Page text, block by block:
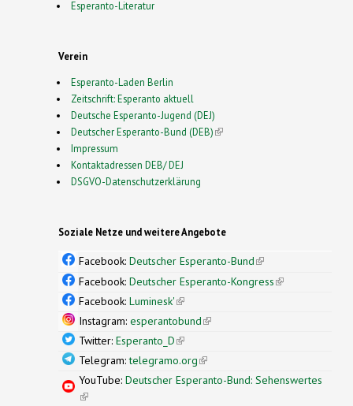
Esperanto-Literatur
Verein
Esperanto-Laden Berlin
Zeitschrift: Esperanto aktuell
Deutsche Esperanto-Jugend (DEJ)
Deutscher Esperanto-Bund (DEB)(link is external)
Impressum
Kontaktadressen DEB/ DEJ
DSGVO-Datenschutzerklärung
Soziale Netze und weitere Angebote
Facebook: Deutscher Esperanto-Bund(link is
external)
Facebook: Deutscher Esperanto-Kongress(link is
Facebook: Luminesk'(link is external)
Instagram: esperantobund(link is external)
Twitter: Esperanto_D(link is external)
Telegram:telegramo.org(link is external)
YouTube: Deutscher Esperanto-Bund: Sehenswertes
(link is external)